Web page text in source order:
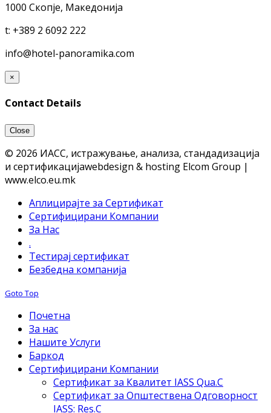
1000 Скопје, Македонија
t: +389 2 6092 222
info@hotel-panoramika.com
×
Contact Details
Close
© 2026 ИАСС, истражување, анализа, стандадизација
и сертификацијаwebdesign & hosting Elcom Group |
www.elco.eu.mk
Аплицирајте за Сертификат
Сертифицирани Компании
За Нас
.
Тестирај сертификат
Безбедна компанија
Goto Top
Почетна
За нас
Нашите Услуги
Баркод
Сертифицирани Компании
Сертификат за Квалитет IASS Qua.C
Сертификат за Општествена Одговорност
IASS: Res.C